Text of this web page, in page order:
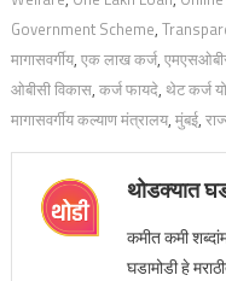
Government Scheme,
मागासवर्गीय, एक लाख कर्ज,
ओबीसी विकास, कर्ज फायदे, थेट कर्ज
मागासवर्गीय कल्याण मंत्रालय, मुंबई,
थोडक्यात
कमीत कमी
घडामोडी हे